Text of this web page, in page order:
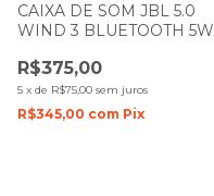
CAIXA DE SOM JBL 5.0
WIND 3 BLUETOOTH 5W
R$375,00
5 x de R$75,00 sem juros
R$345,00 com Pix